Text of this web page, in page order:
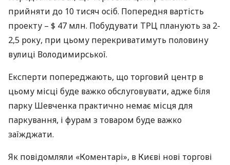
прийняти до 10 тисяч осіб. Попередня вартість
проекту – $ 47 млн. Побудувати ТРЦ планують за 2-
2,5 року, при цьому перекриватимуть половину
вулиці Володимирської.
Експерти попереджають, що торговий центр в
цьому місці буде важко обслуговувати, адже біля
парку Шевченка практично немає місця для
паркування, і фурам з товаром буде важко
заїжджати.
Як повідомляли «Коментарі», в Києві нові торгові